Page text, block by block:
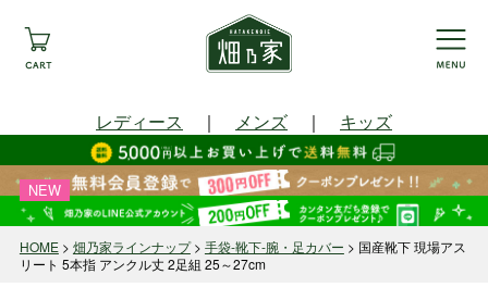
レディース ｜ メンズ ｜ キッズ
HOME 畑乃家ラインナップ 手袋-靴下-腕・足カバー
国産靴下 現場アス
リート 5本指 アンクル丈 2足組 25～27cm
NEW